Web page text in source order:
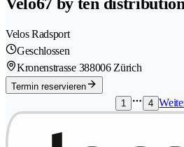
Velos Radsport
Geschlossen
Kronenstrasse 388006 Zürich
Termin reservieren
1
4